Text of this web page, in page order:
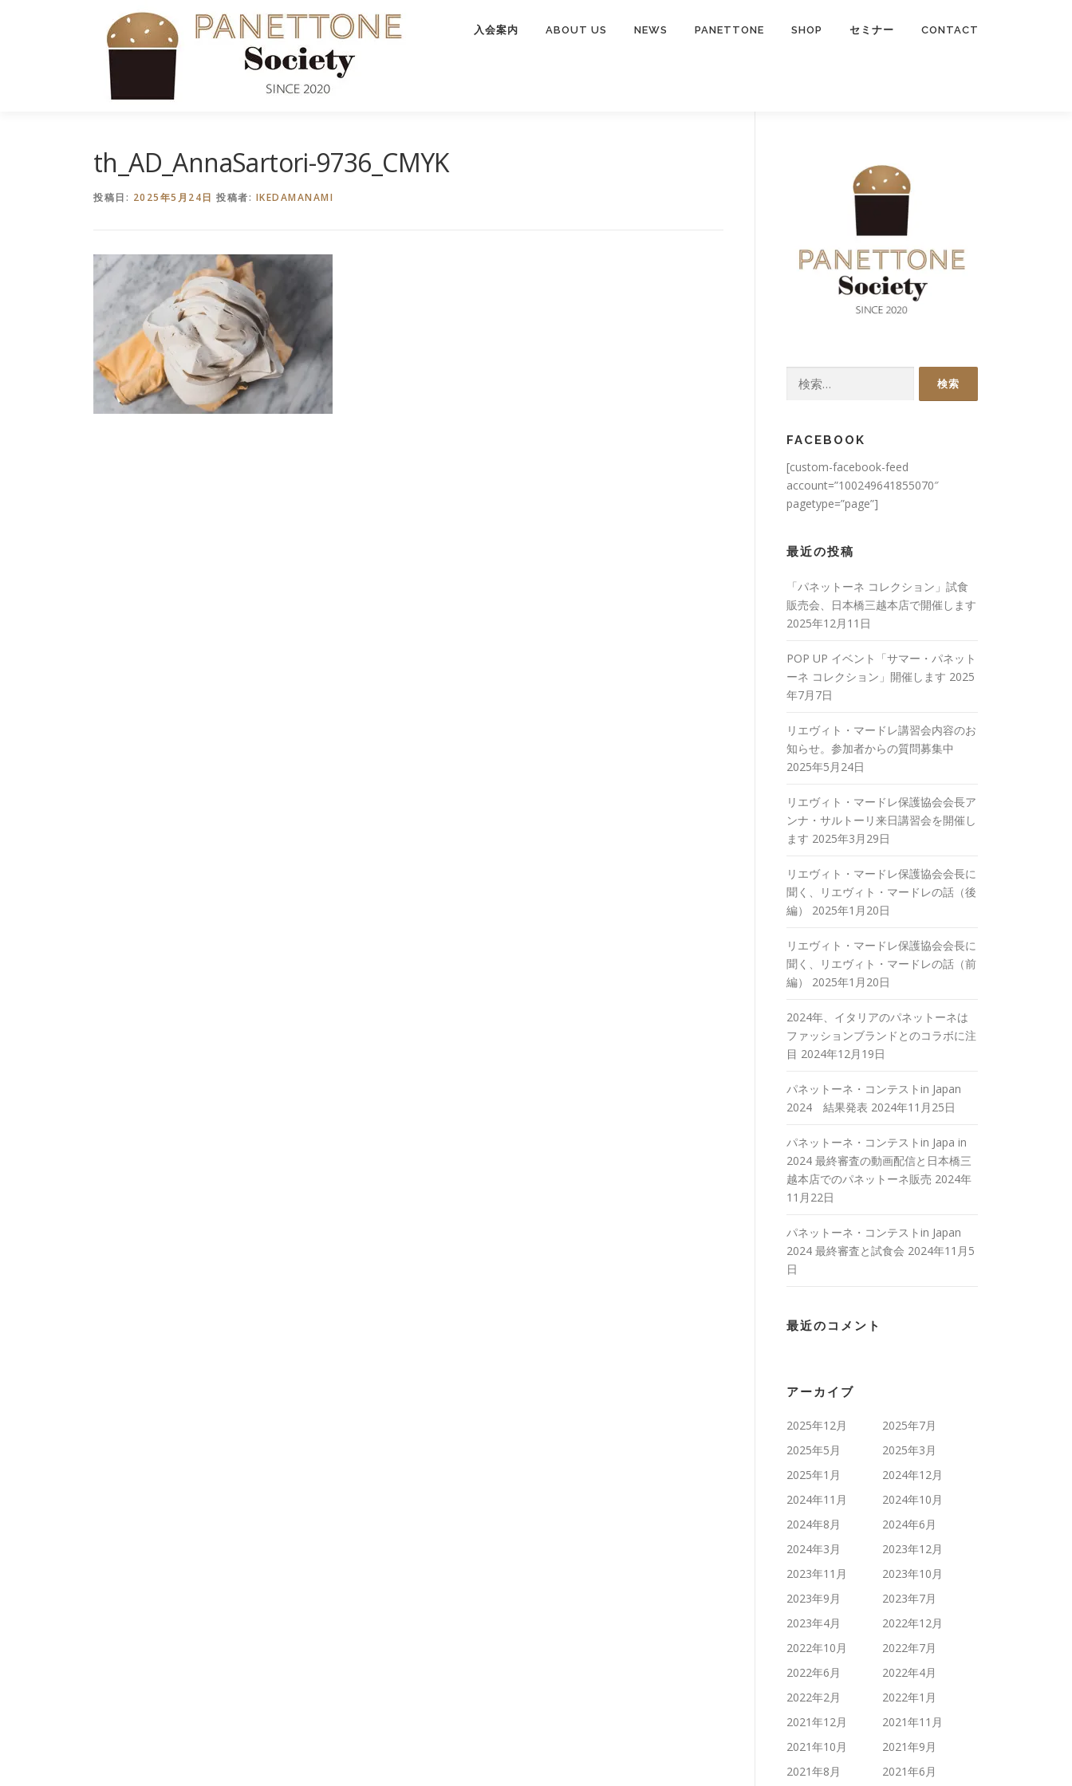
入会案内 ABOUT US NEWS PANETTONE SHOP セミナー CONTACT
th_AD_AnnaSartori-9736_CMYK
投稿日: 2025年5月24日 投稿者: IKEDAMANAMI
FACEBOOK
[custom-facebook-feed
account=”100249641855070″
pagetype=”page”]
最近の投稿
「パネットーネ コレクション」試食
販売会、日本橋三越本店で開催します
2025年12月11日
POP UP イベント「サマー・パネット
ーネ コレクション」開催します 2025
年7月7日
リエヴィト・マードレ講習会内容のお
知らせ。参加者からの質問募集中
2025年5月24日
リエヴィト・マードレ保護協会会長ア
ンナ・サルトーリ来日講習会を開催し
ます 2025年3月29日
リエヴィト・マードレ保護協会会長に
聞く、リエヴィト・マードレの話（後
編）
2025年1月20日
リエヴィト・マードレ保護協会会長に
聞く、リエヴィト・マードレの話（前
編）
2025年1月20日
2024年、イタリアのパネットーネは
ファッションブランドとのコラボに注
目 2024年12月19日
パネットーネ・コンテストin Japan
2024 結果発表 2024年11月25日
パネットーネ・コンテストin Japa in
2024 最終審査の動画配信と日本橋三
越本店でのパネットーネ販売 2024年
11月22日
パネットーネ・コンテストin Japan
2024 最終審査と試食会 2024年11月5
日
最近のコメント
アーカイブ
2025年12月
2025年7月
2025年5月
2025年3月
2025年1月
2024年12月
2024年11月
2024年10月
2024年8月
2024年6月
2024年3月
2023年12月
2023年11月
2023年10月
2023年9月
2023年7月
2023年4月
2022年12月
2022年10月
2022年7月
2022年6月
2022年4月
2022年2月
2022年1月
2021年12月
2021年11月
2021年10月
2021年9月
2021年8月
2021年6月